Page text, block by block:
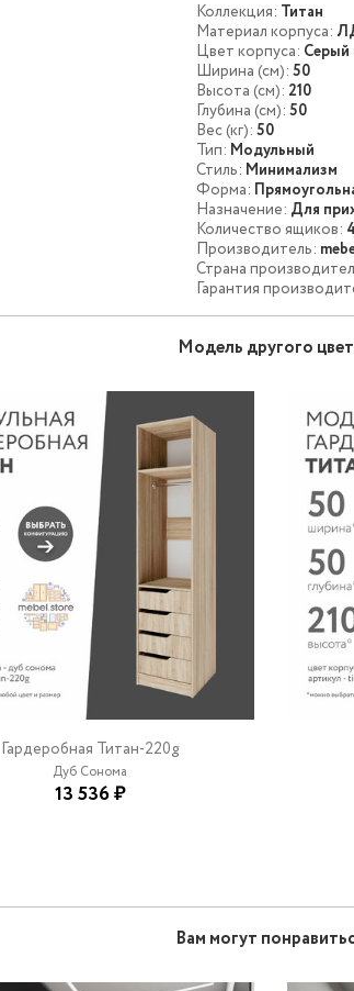
Коллекция: Титан
Материал корпуса:
Цвет корпуса: Серый
Ширина (см): 50
Высота (см): 210
Глубина (см): 50
Вес (кг): 50
Тип: Модульный
Стиль: Минимализм
Форма:
Назначение: Для
Количество ящиков: 4
Производитель:
Страна
Гарантия
Модель другого
Гардеробная Титан-220g
Дуб Сонома
13 536 ₽
Вам могут